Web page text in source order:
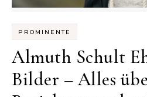
PROMINENTE
Almuth Schult
Bilder – Alles